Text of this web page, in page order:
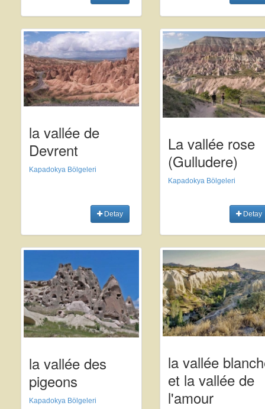
la vallée de
Devrent
Kapadokya Bölgeleri
Detay
La vallée rose
(Gulludere)
Kapadokya Bölgeleri
Detay
la vallée des
pigeons
Kapadokya Bölgeleri
la vallée
et la vallée de
l'amour